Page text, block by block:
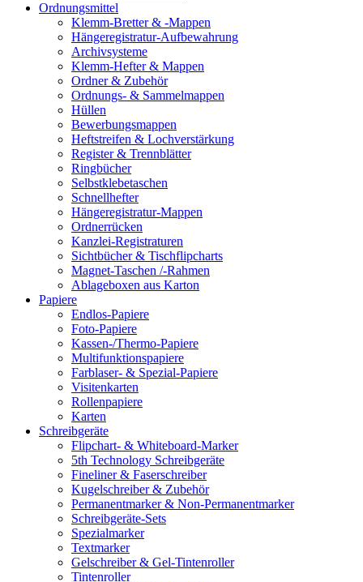
Ordnungsmittel
Klemm-Bretter & -Mappen
Hängeregistratur-Aufbewahrung
Archivsysteme
Klemm-Hefter & Mappen
Ordner & Zubehör
Ordnungs- & Sammelmappen
Hüllen
Bewerbungsmappen
Heftstreifen & Lochverstärkung
Register & Trennblätter
Ringbücher
Selbstklebetaschen
Schnellhefter
Hängeregistratur-Mappen
Ordnerrücken
Kanzlei-Registraturen
Sichtbücher & Tischflipcharts
Magnet-Taschen /-Rahmen
Ablageboxen aus Karton
Papiere
Endlos-Papiere
Foto-Papiere
Kassen-/Thermo-Papiere
Multifunktionspapiere
Farblaser- & Spezial-Papiere
Visitenkarten
Rollenpapiere
Karten
Schreibgeräte
Flipchart- & Whiteboard-Marker
5th Technology Schreibgeräte
Fineliner & Faserschreiber
Kugelschreiber & Zubehör
Permanentmarker & Non-Permanentmarker
Schreibgeräte-Sets
Spezialmarker
Textmarker
Gelschreiber & Gel-Tintenroller
Tintenroller